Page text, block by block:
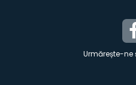
Urmărește-ne